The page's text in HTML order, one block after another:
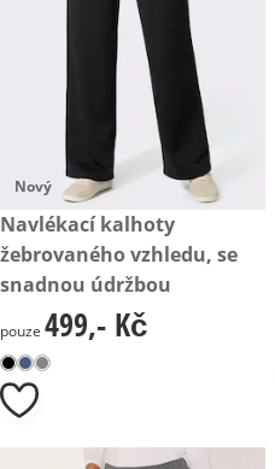
Nový
499,- Kč
Navlékací kalhoty
žebrovaného vzhledu, se
snadnou údržbou
499,- Kč
pouze 499,- Kč